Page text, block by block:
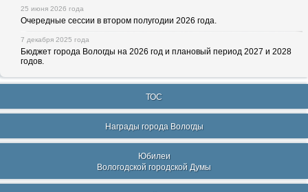
25 июня 2026 года
Очередные сессии в втором полугодии 2026 года.
7 декабря 2025 года
Бюджет города Вологды на 2026 год и плановый период 2027 и 2028
годов.
ТОС
Награды города Вологды
Юбилеи
Вологодской городской Думы